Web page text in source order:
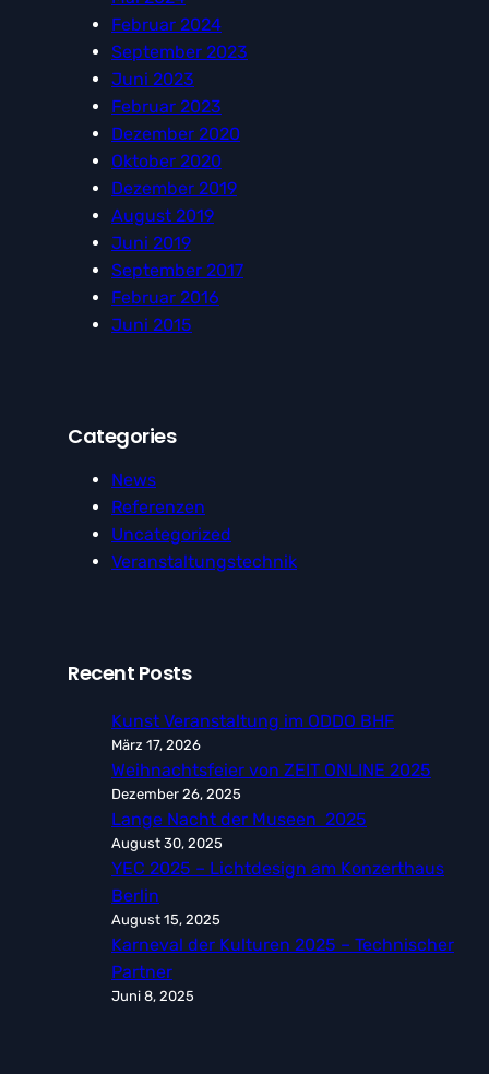
Februar 2024
September 2023
Juni 2023
Februar 2023
Dezember 2020
Oktober 2020
Dezember 2019
August 2019
Juni 2019
September 2017
Februar 2016
Juni 2015
Categories
News
Referenzen
Uncategorized
Veranstaltungstechnik
Recent Posts
Kunst Veranstaltung im ODDO BHF
März 17, 2026
Weihnachtsfeier von ZEIT ONLINE 2025
Dezember 26, 2025
Lange Nacht der Museen 2025
August 30, 2025
YEC 2025 – Lichtdesign am Konzerthaus
Berlin
August 15, 2025
Karneval der Kulturen 2025 – Technischer
Partner
Juni 8, 2025